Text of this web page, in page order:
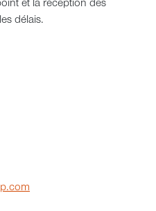
et la réception des
délais.